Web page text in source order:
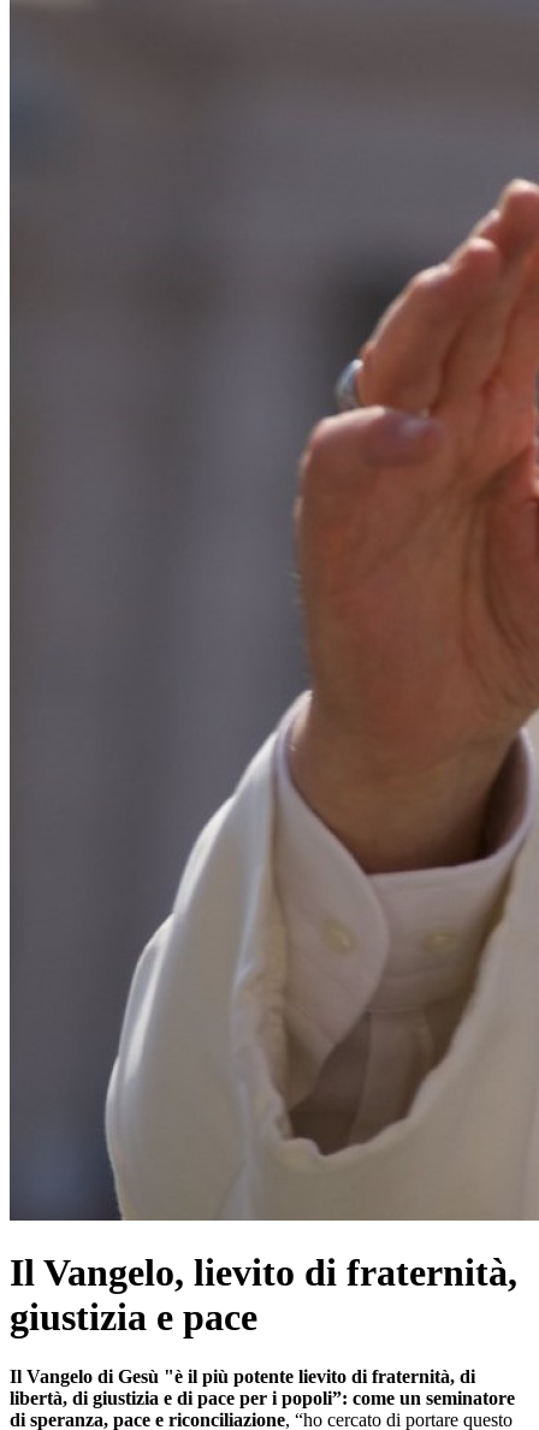
Il Vangelo, lievito di fraternità,
giustizia e pace
Il Vangelo di Gesù "è il più potente lievito di fraternità, di
libertà, di giustizia e di pace per i popoli”: come un seminatore
di speranza, pace e riconciliazione, “ho cercato di portare questo